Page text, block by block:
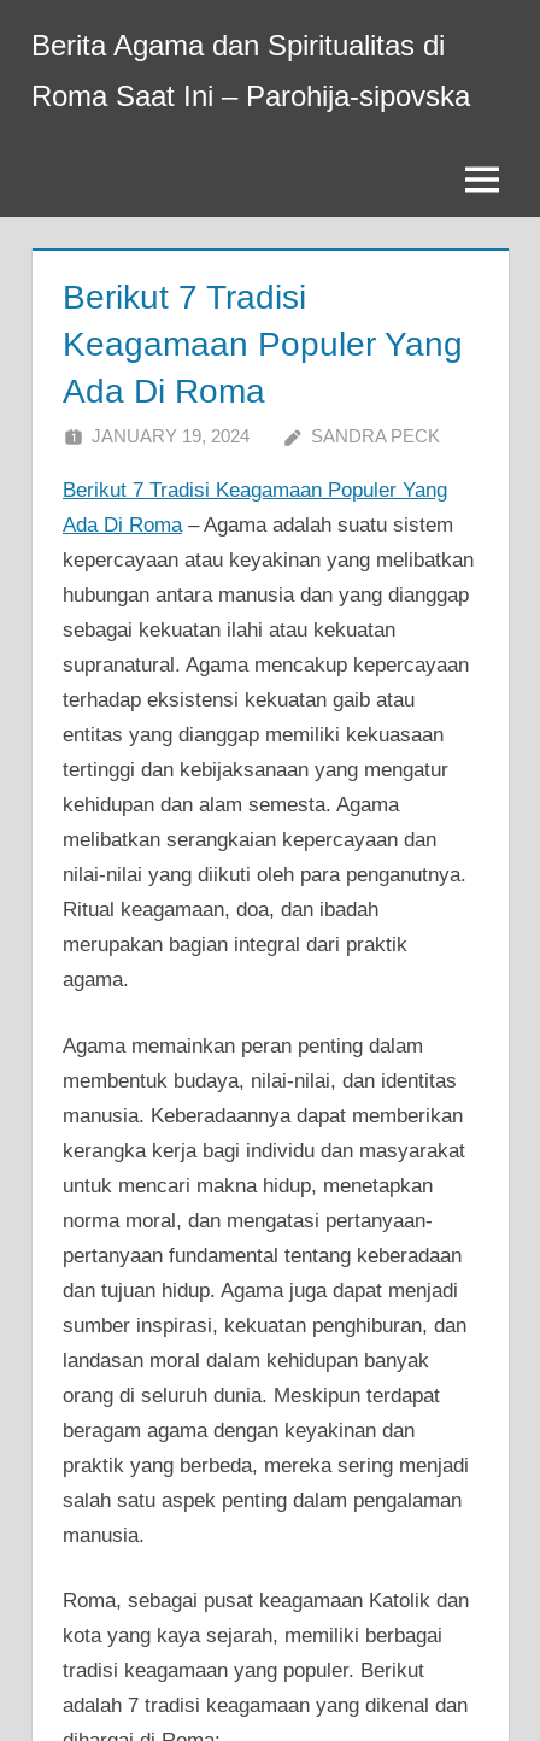
content
Berita Agama dan Spiritualitas di
Roma Saat Ini – Parohija-sipovska
Menu
Berikut 7 Tradisi
Keagamaan Populer Yang
Ada Di Roma
JANUARY 19, 2024 SANDRA PECK
Berikut 7 Tradisi Keagamaan Populer Yang
Ada Di Roma– Agama adalah suatu sistem
kepercayaan atau keyakinan yang melibatkan
hubungan antara manusia dan yang dianggap
sebagai kekuatan ilahi atau kekuatan
supranatural. Agama mencakup kepercayaan
terhadap eksistensi kekuatan gaib atau
entitas yang dianggap memiliki kekuasaan
tertinggi dan kebijaksanaan yang mengatur
kehidupan dan alam semesta. Agama
melibatkan serangkaian kepercayaan dan
nilai-nilai yang diikuti oleh para penganutnya.
Ritual keagamaan, doa, dan ibadah
merupakan bagian integral dari praktik
agama.
Agama memainkan peran penting dalam
membentuk budaya, nilai-nilai, dan identitas
manusia. Keberadaannya dapat memberikan
kerangka kerja bagi individu dan masyarakat
untuk mencari makna hidup, menetapkan
norma moral, dan mengatasi pertanyaan-
pertanyaan fundamental tentang keberadaan
dan tujuan hidup. Agama juga dapat menjadi
sumber inspirasi, kekuatan penghiburan, dan
landasan moral dalam kehidupan banyak
orang di seluruh dunia. Meskipun terdapat
beragam agama dengan keyakinan dan
praktik yang berbeda, mereka sering menjadi
salah satu aspek penting dalam pengalaman
manusia.
Roma, sebagai pusat keagamaan Katolik dan
kota yang kaya sejarah, memiliki berbagai
tradisi keagamaan yang populer. Berikut
adalah 7 tradisi keagamaan yang dikenal dan